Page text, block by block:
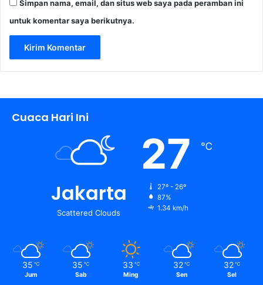
Simpan nama, email, dan situs web saya pada peramban ini
untuk komentar saya berikutnya.
Cuaca Hari Ini
Jakarta
Scattered Clouds
27 ℃
27º - 26º
87%
1.34 km/h
35 ℃
Jum
35 ℃
Sab
33 ℃
Ming
32 ℃
Sen
32 ℃
Sel